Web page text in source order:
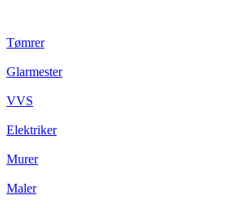
Tømrer
Glarmester
VVS
Elektriker
Murer
Maler